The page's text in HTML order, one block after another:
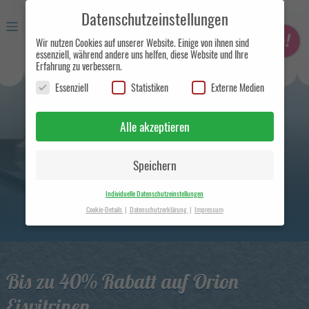
Handelsunternehmen in Berlin
Bis zu 40% Rabatt auf Orion
Datenschutzeinstellungen
Wir nutzen Cookies auf unserer Website. Einige von ihnen sind
essenziell, während andere uns helfen, diese Website und Ihre
Erfahrung zu verbessern.
Essenziell
Statistiken Externe Medien
Alle akzeptieren
Speichern
Individuelle Datenschutzeinstellungen
Cookie-Details
Datenschutzerklärung Impressum
Datenschutzeinstellungen
weitere Informationen anzeigen lassen und so nur bestimmte
Cookies auswählen.